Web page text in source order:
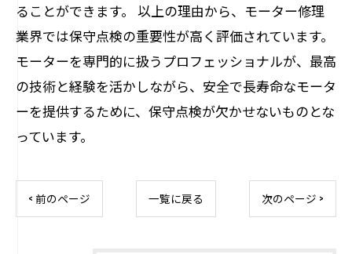
ることができます。 以上の理由から、モーター修理
業界では保守点検の重要性が高く評価されています。
モーターを専門的に扱うプロフェッショナルが、最高
の技術と経験を活かしながら、安全で長寿命なモータ
ーを提供するために、保守点検が欠かせないものとな
っています。
< 前のページ 一覧に戻る 次のページ >